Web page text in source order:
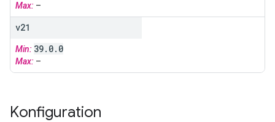
Max: –
v21
Min: 39. 0. 0
Max: –
Konfiguration